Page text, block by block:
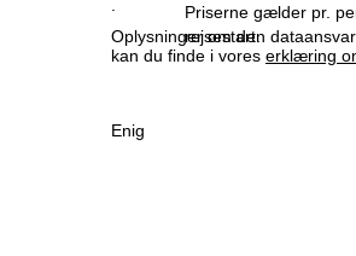
Oplysninger om den
kan du finde i vores erklæring
Enig
t
Priserne gælder pr.
rejsestart.